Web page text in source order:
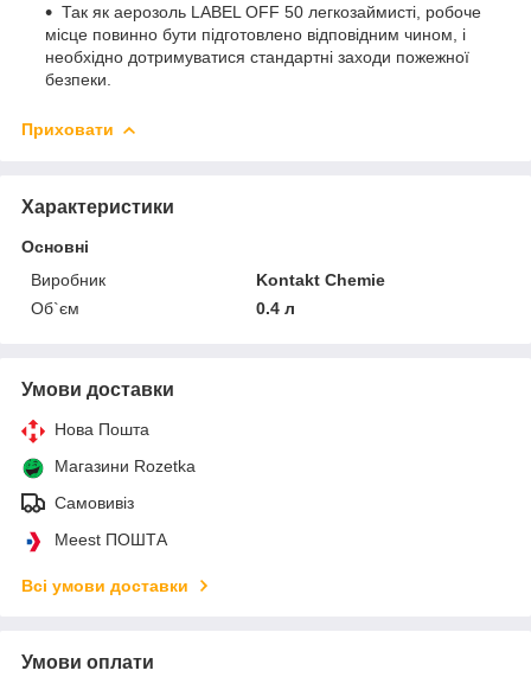
Так як аерозоль LABEL OFF 50 легкозаймисті, робоче
місце повинно бути підготовлено відповідним чином, і
необхідно дотримуватися стандартні заходи пожежної
безпеки.
Приховати
Характеристики
Основні
Виробник
Kontakt Chemie
Об`єм
0.4 л
Умови доставки
Нова Пошта
Магазини Rozetka
Самовивіз
Meest ПОШТА
Всі умови доставки
Умови оплати